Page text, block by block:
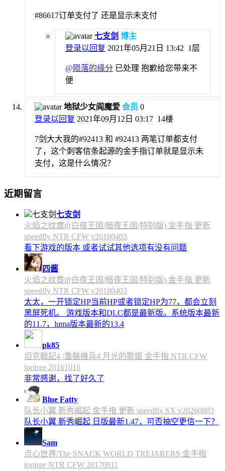
#86617订单支付了 还是显示未支付
七支剑 博主
登录以回复 2021年05月21日 13:42 1层
@ 陨落的缘分 已处理 抱歉给您带来不
便
地狱少女阎魔爱 会员 0
登录以回复 2021年09月12日 03:17 14楼
7剑大大我的#92413 和 #92413 两笔订单都支付
了，这个刺客信条起源的金手指订单就是显示未
支付，这是什么情况？
近期留言
七支剑
火焰之纹章if(白夜王国/暗夜王国/特别版) 金手指 更新
speedfly NTR CFW v20180403
看下游戏的版本 或者试试其他选项有没有问题
四酱
火焰之纹章if(白夜王国/暗夜王国/特别版) 金手指 更新
speedfly NTR CFW v20180403
太太，一开锁定HP当前HP或者锁定HP为77，都会立刻
黑屏死机。 游戏版本和DLC都是最新版。系统版本最新
的11.7，luma版本最新的13.4
pk85
坦克戰記4 /重裝機兵4 月光的歌姬 金手指 NTR CFW
ioritree 20161016
非常感谢，找了好久了
Blue Fatty
队长小翼 新秀崛起 金手指 更新 speedfly SX v20260803
队长小翼 新秀崛起 日版最新1.47，可否抽空更信一下？
Sam
点心世界/The SNACK WORLD TREJARERS 金手指
ioritree NTR CFW 20170911